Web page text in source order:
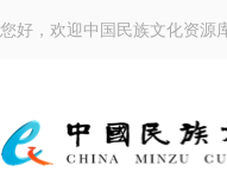
您好，欢迎中国民族文化资源